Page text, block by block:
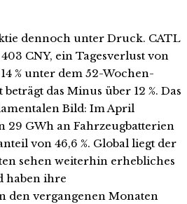
dennoch unter Druck. CATL
CNY, ein Tagesverlust von
% unter dem 52-Wochen-
das Minus über 12 %. Das
Bild: Im April
29 GWh an Fahrzeugbatterien
von 46,6 %. Global liegt der
sehen weiterhin erhebliches
haben ihre
den vergangenen Monaten